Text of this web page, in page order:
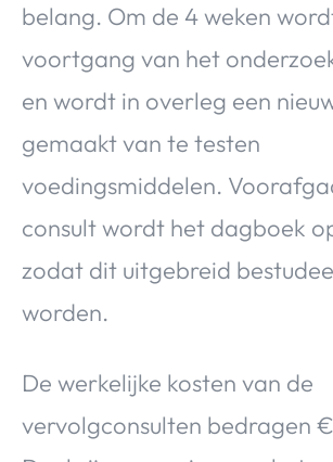
belang. Om de 4 weken
voortgang van het
en wordt in overleg een
gemaakt van te testen
voedingsmiddelen.
consult wordt het dagboek
zodat dit uitgebreid
worden.
De werkelijke kosten van de
vervolgconsulten bedragen